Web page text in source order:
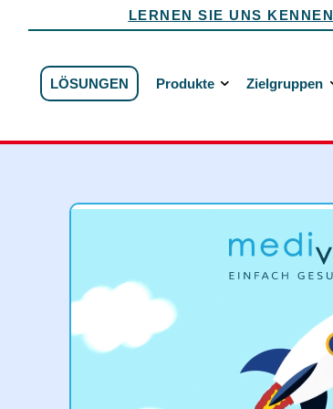
LERNEN SIE UNS KENNEN
LÖSUNGEN Produkte Zielgruppen